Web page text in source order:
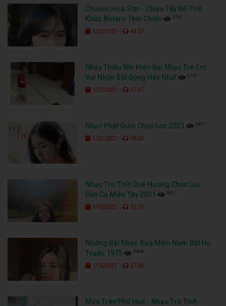
Chuyện Hoa Sim - Chiều Tây Đô Tình
Khúc Bolero Thời Chiến
3792
1/23/2021 - 44:07
Nhảy Thiếu Nhi Hiện Đại Nhạc Trẻ Em
Vui Nhộn Sôi Động Hay Nhất
5147
1/21/2021 - 17:07
Nhạc Phật Giáo Chọn Lọc 2021 3951
1/20/2021 - 50:03
Nhạc Trữ Tình Quê Hương Chọn Lọc
Dân Ca Miền Tây 2021
4411
1/18/2021 - 50:16
Những Bài Nhạc Xưa Miền Nam Bất Hủ
Trước 1975
3984
1/16/2021 - 57:08
Mưa Trên Phố Huế - Nhạc Trữ Tình